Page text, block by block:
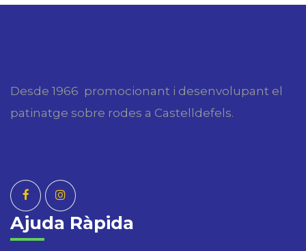
Desde 1966 promocionant i desenvolupant el
patinatge sobre rodes a Castelldefels.
Ajuda Ràpida